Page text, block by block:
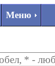
Меню